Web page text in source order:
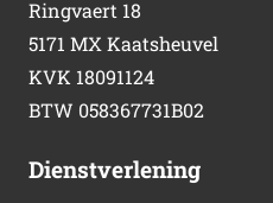
Ringvaert 18
5171 MX Kaatsheuvel
KVK 18091124
BTW 058367731B02
Dienstverlening